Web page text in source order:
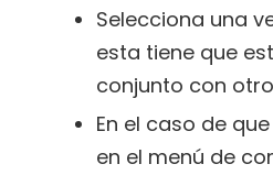
Selecciona una
esta tiene que
conjunto con
En el caso de
en el menú de